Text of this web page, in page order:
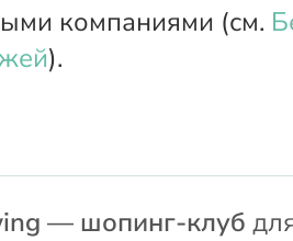
компаниями (см.
).
— шопинг-клуб